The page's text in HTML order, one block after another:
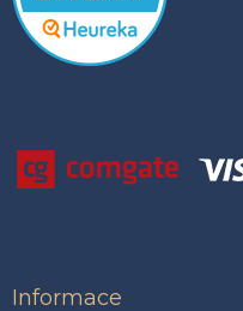
Informace